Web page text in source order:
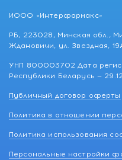
ИООО «Интерфармакс»
РБ, 223028, Минская обл.,
Ждановичи, ул. Звездная,
УНП 800003702 Дата
Республики Беларусь —
Публичный договор оферты
Политика в отношении
Политика использования
Персональные настройки